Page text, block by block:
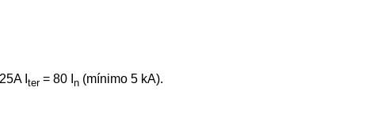
I ter= 80 I n (mínimo 5 kA).